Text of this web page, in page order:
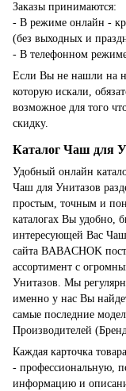
Заказы принимаются:
- В режиме онлайн -
(без выходных и
- В телефонном
Если Вы не нашли на
которую искали,
возможное для того
скидку.
Каталог Чаш для
Удобный онлайн
Чаш для Унитазов
простым, точным и
каталогах Вы удобно,
интересующей Вас
сайта BABACHOK
ассортимент с
Унитазов. Мы
именно у нас Вы
самые последние
Производителей
Каждая карточка
- профессиональную,
информацию и